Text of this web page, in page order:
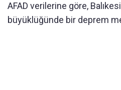
AFAD verilerine göre,
büyüklüğünde bir deprem